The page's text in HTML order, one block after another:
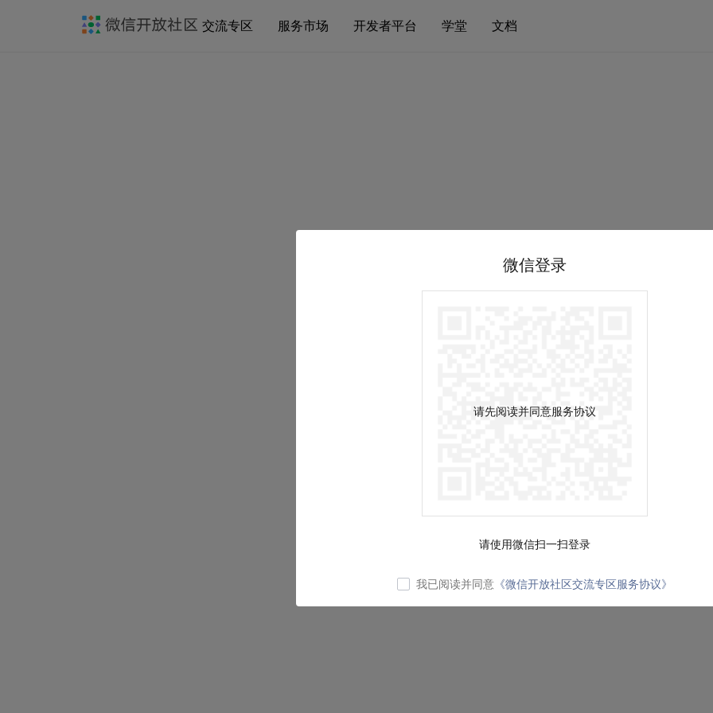
交流专区 服务市场 开发者平台 学堂 文档
微信登录
请先阅读并同意服务协议
请使用微信扫一扫登录
我已阅读并同意 《微信开放社区交流专区服务协议》